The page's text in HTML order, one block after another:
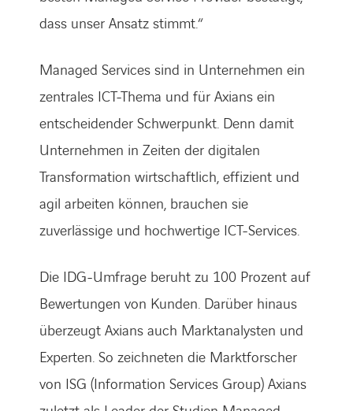
dass unser Ansatz stimmt.“
Managed Services sind in Unternehmen ein
zentrales ICT-Thema und für Axians ein
entscheidender Schwerpunkt. Denn damit
Unternehmen in Zeiten der digitalen
Transformation wirtschaftlich, effizient und
agil arbeiten können, brauchen sie
zuverlässige und hochwertige ICT-Services.
Die IDG-Umfrage beruht zu 100 Prozent auf
Bewertungen von Kunden. Darüber hinaus
überzeugt Axians auch Marktanalysten und
Experten. So zeichneten die Marktforscher
von ISG (Information Services Group) Axians